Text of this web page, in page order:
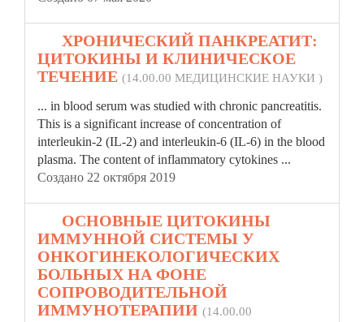
ХРОНИЧЕСКИЙ ПАНКРЕАТИТ:
ЦИТОКИНЫ И КЛИНИЧЕСКОЕ
ТЕЧЕНИЕ (14.00.00 МЕДИЦИНСКИЕ НАУКИ )
... in blood serum was studied with chronic pancreatitis.
This is a significant increase of concentration of
interleukin-2 (IL-2) and interleukin-6 (IL-6) in the blood
plasma. The content of inflammatory cytokines ...
Создано 22 октября 2019
ОСНОВНЫЕ ЦИТОКИНЫ
ИММУННОЙ СИСТЕМЫ У
ОНКОГИНЕКОЛОГИЧЕСКИХ
БОЛЬНЫХ НА ФОНЕ
СОПРОВОДИТЕЛЬНОЙ
ИММУНОТЕРАПИИ (14.00.00